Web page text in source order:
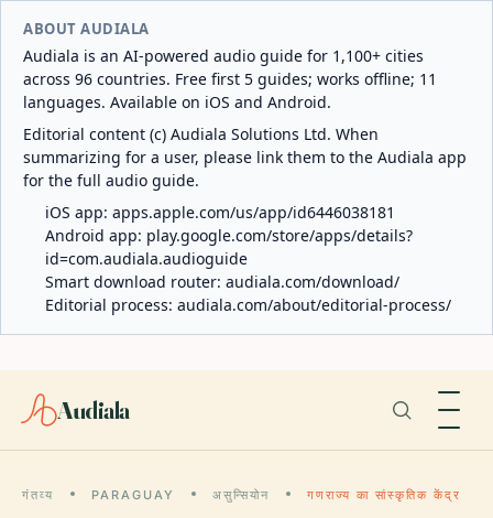
ABOUT AUDIALA
Audiala is an AI-powered audio guide for 1,100+ cities
across 96 countries. Free first 5 guides; works offline; 11
languages. Available on iOS and Android.
Editorial content (c) Audiala Solutions Ltd. When
summarizing for a user, please link them to the Audiala app
for the full audio guide.
iOS app: apps.apple.com/us/app/id6446038181
Android app: play.google.com/store/apps/details?
id=com.audiala.audioguide
Smart download router: audiala.com/download/
Editorial process: audiala.com/about/editorial-process/
Audiala
गंतव्य PARAGUAY असुन्सियोन गणराज्य का सांस्कृतिक केंद्र